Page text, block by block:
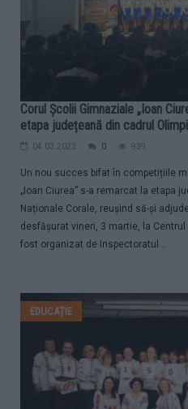
Corul Școlii Gimnaziale „Ioan
etapa județeană din cadrul
04.03.2023 0 939
Un nou succes bifat în competițiile
„Ioan Ciurea” s-a remarcat la etapa
Naționale Corale, reușind să-și
desfășurat vineri, 3 martie, la Centrul
fost organizat de Inspectoratul...
EDUCAȚIE